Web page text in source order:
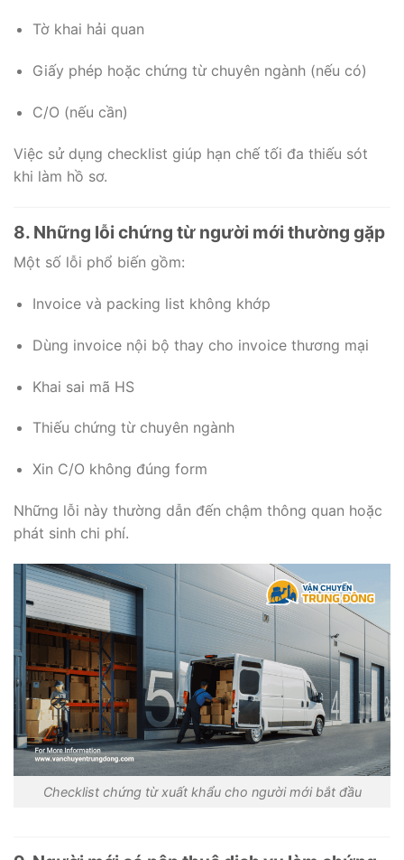
Tờ khai hải quan
Giấy phép hoặc chứng từ chuyên ngành (nếu có)
C/O (nếu cần)
Việc sử dụng checklist giúp hạn chế tối đa thiếu sót
khi làm hồ sơ.
8. Những lỗi chứng từ người mới thường gặp
Một số lỗi phổ biến gồm:
Invoice và packing list không khớp
Dùng invoice nội bộ thay cho invoice thương mại
Khai sai mã HS
Thiếu chứng từ chuyên ngành
Xin C/O không đúng form
Những lỗi này thường dẫn đến chậm thông quan hoặc
phát sinh chi phí.
Checklist chứng từ xuất khẩu cho người mới bắt đầu